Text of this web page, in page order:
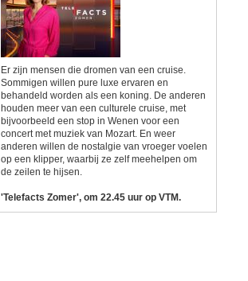
Er zijn mensen die dromen van een cruise.
Sommigen willen pure luxe ervaren en
behandeld worden als een koning. De anderen
houden meer van een culturele cruise, met
bijvoorbeeld een stop in Wenen voor een
concert met muziek van Mozart. En weer
anderen willen de nostalgie van vroeger voelen
op een klipper, waarbij ze zelf meehelpen om
de zeilen te hijsen.
'Telefacts Zomer', om 22.45 uur op VTM.